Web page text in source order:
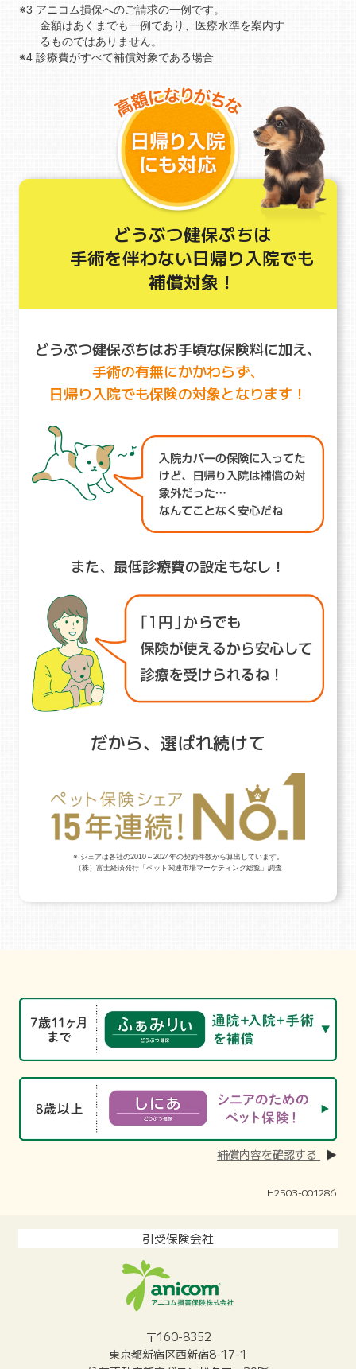
※3 アニコム損保へのご請求の一例です。
金額はあくまでも一例であり、医療水準を案内す
るものではありません。
※4 診療費がすべて補償対象である場合
どうぶつ健保ぷちは
手術を伴わない日帰り入院でも
補償対象！
どうぶつ健保ぷちはお手頃な保険料に加え、
手術の有無にかかわらず、
日帰り入院でも保険の対象となります！
また、最低診療費の設定もなし！
だから、選ばれ続けて
※ シェアは各社の2010～2024年の契約件数から算出しています。
（株）富士経済発行「ペット関連市場マーケティング総覧」調査
補償内容を確認する
H2503-001286
引受保険会社
〒160-8352
東京都新宿区西新宿8-17-1